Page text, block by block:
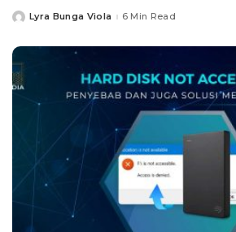
PostedLyra Bunga Viola 6 Min Read